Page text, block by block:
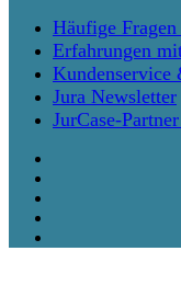
Häufige
Erfahrungen
Kundenservice
Jura Newsletter
JurCase-